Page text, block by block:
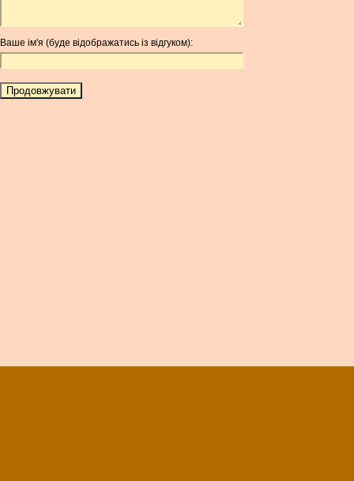
Ваше ім'я (буде відображатись із відгуком):